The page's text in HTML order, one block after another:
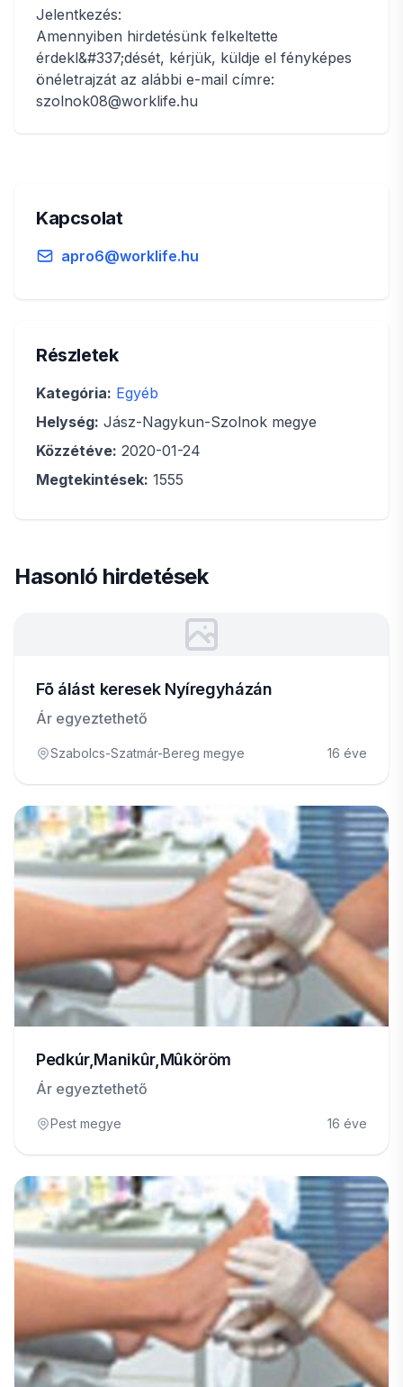
Jelentkezés:
Amennyiben hirdetésünk felkeltette
érdekl&#337;dését, kérjük, küldje el fényképes
önéletrajzát az alábbi e-mail címre:
szolnok08@worklife.hu
Kapcsolat
apro6@worklife.hu
Részletek
Kategória: Egyéb
Helység: Jász-Nagykun-Szolnok megye
Közzétéve: 2020-01-24
Megtekintések: 1555
Hasonló hirdetések
Fõ álást keresek Nyíregyházán
Ár egyeztethető
Szabolcs-Szatmár-Bereg megye 16 éve
Pedkúr,Manikûr,Mûköröm
Ár egyeztethető
Pest megye 16 éve